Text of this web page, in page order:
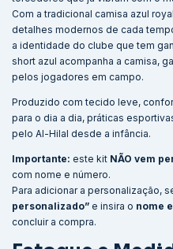
Com a tradicional camisa azul
detalhes modernos de cada
a identidade do clube que tem
short azul acompanha a camisa,
pelos jogadores em campo.
Produzido com tecido leve,
para o dia a dia, práticas
pelo Al-Hilal desde a infância.
Importante: este kit NÃO vem
com nome e número.
Para adicionar a personalização,
personalizado” e insira o nome
concluir a compra.